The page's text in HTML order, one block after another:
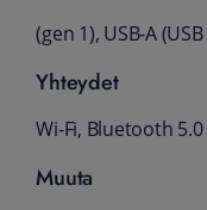
(gen 1), USB-A
Yhteydet
Wi-Fi, Bluetooth 5.0
Muuta